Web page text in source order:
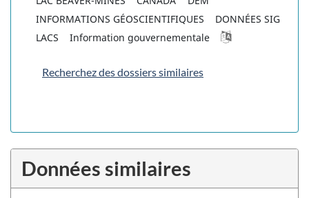
INFORMATIONS GÉOSCIENTIFIQUES
DONNÉES SIG
LACS
Information gouvernementale
Recherchez des dossiers similaires
Données similaires